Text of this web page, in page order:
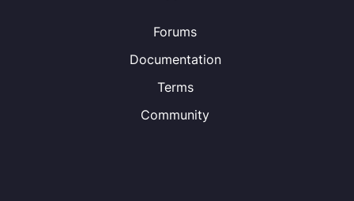
Forums
Documentation
Terms
Community